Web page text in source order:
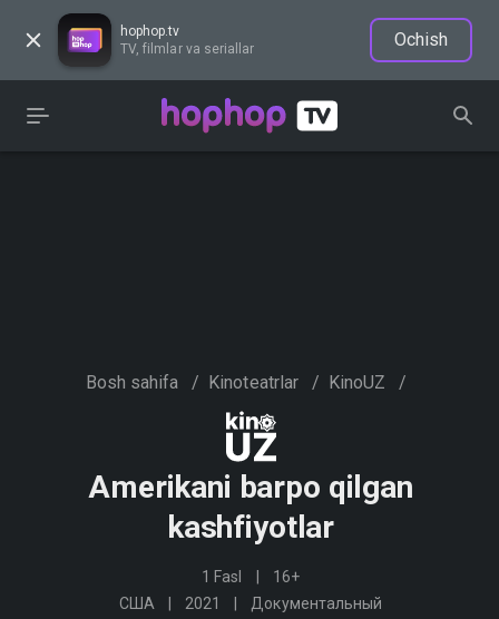
hophop.tv
TV, filmlar va seriallar
Ochish
Bosh sahifa / Kinoteatrlar / KinoUZ /
Amerikani barpo qilgan
kashfiyotlar
1 Fasl
16+
США
2021 Документальный